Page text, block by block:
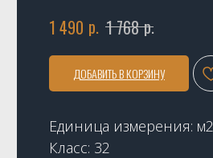
1 490 р. 1 768 р.
ДОБАВИТЬ В КОРЗИНУ
Единица измерения: м2
Класс: 32